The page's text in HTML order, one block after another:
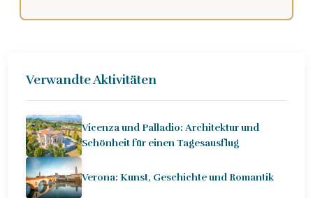
Verwandte Aktivitäten
Vicenza und Palladio: Architektur und
Schönheit für einen Tagesausflug
Verona: Kunst, Geschichte und Romantik